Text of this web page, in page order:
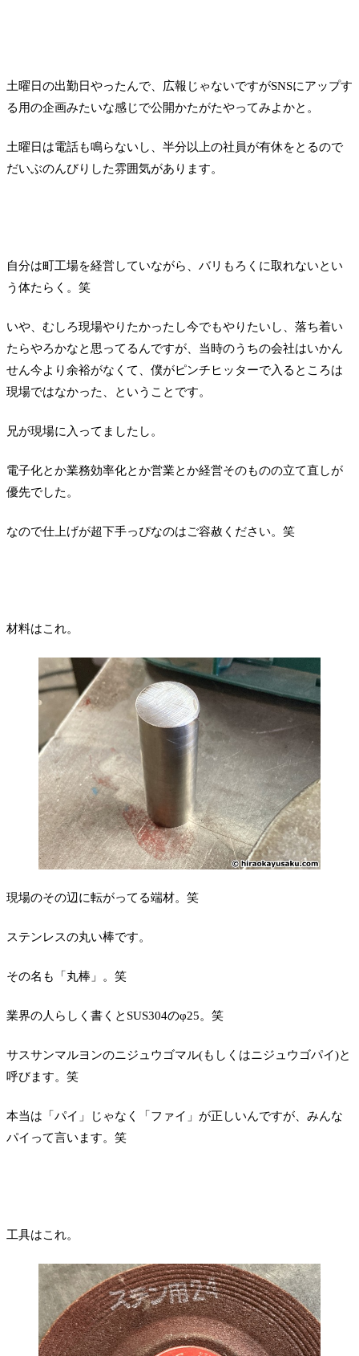
土曜日の出勤日やったんで、広報じゃないですがSNSにアップす
る用の企画みたいな感じで公開かたがたやってみよかと。
土曜日は電話も鳴らないし、半分以上の社員が有休をとるので
だいぶのんびりした雰囲気があります。
自分は町工場を経営していながら、バリもろくに取れないとい
う体たらく。笑
いや、むしろ現場やりたかったし今でもやりたいし、落ち着い
たらやろかなと思ってるんですが、当時のうちの会社はいかん
せん今より余裕がなくて、僕がピンチヒッターで入るところは
現場ではなかった、ということです。
兄が現場に入ってましたし。
電子化とか業務効率化とか営業とか経営そのものの立て直しが
優先でした。
なので仕上げが超下手っぴなのはご容赦ください。笑
材料はこれ。
現場のその辺に転がってる端材。笑
ステンレスの丸い棒です。
その名も「丸棒」。笑
業界の人らしく書くとSUS304のφ25。笑
サスサンマルヨンのニジュウゴマル(もしくはニジュウゴパイ)と
呼びます。笑
本当は「パイ」じゃなく「ファイ」が正しいんですが、みんな
パイって言います。笑
工具はこれ。